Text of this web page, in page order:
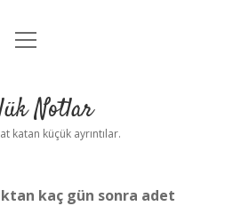
Anasayfa
Uyarı
menüyü
Notlar
katan küçük ayrıntılar.
kaç gün sonra adet